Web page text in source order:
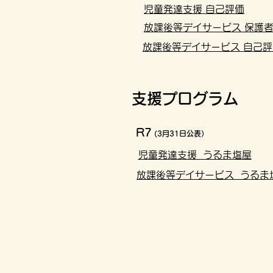
児童発達支援 自己評価
放課後等デイサービス 保護
放課後等デイサービス 自己
​支援プログラム
R7 (3月31日公表）
児童発達支援 うるま塩屋
放課後等デイサービス うるま